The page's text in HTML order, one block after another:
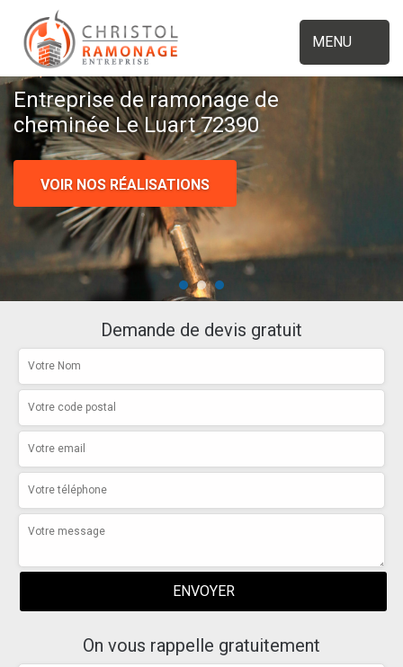
MENU
Entreprise de ramonage de
cheminée Le Luart 72390
VOIR NOS RÉALISATIONS
Demande de devis gratuit
On vous rappelle gratuitement